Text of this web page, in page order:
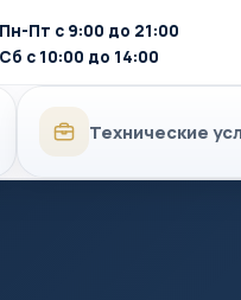
Пн-Пт с 9:00 до 21:00
Сб с 10:00 до 14:00
Технические